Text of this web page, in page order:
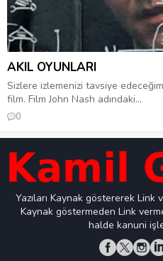
AKIL OYUNLARI
Sizlere izlemenizi tavsiye
film. Film John Nash adındaki...
0
Yazıları Kaynak göstererek Link
Kaynak göstermeden Link
halde kanuni